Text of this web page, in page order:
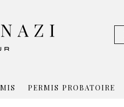
PERMIS PROBATOIRE